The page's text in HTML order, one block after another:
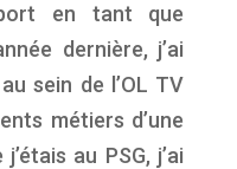
en tant que
dernière, j’ai
sein de l’OL TV
métiers d’une
au PSG, j’ai